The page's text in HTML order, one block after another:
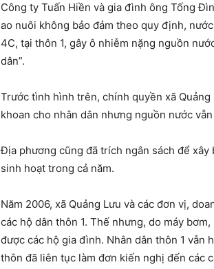
Công ty Tuấn Hiền và gia đình ông Tống
ao nuôi không bảo đảm theo quy định,
4C, tại thôn 1, gây ô nhiễm nặng nguồn
dân”.
Trước tình hình trên, chính quyền xã
khoan cho nhân dân nhưng nguồn nước
Địa phương cũng đã trích ngân sách để
sinh hoạt trong cả năm.
Năm 2006, xã Quảng Lưu và các đơn vị,
các hộ dân thôn 1. Thế nhưng, do máy
được các hộ gia đình. Nhân dân thôn 1 vẫn
thôn đã liên tục làm đơn kiến nghị đến các